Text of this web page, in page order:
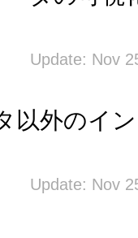
Update: Nov
以外のイ
Update: Nov